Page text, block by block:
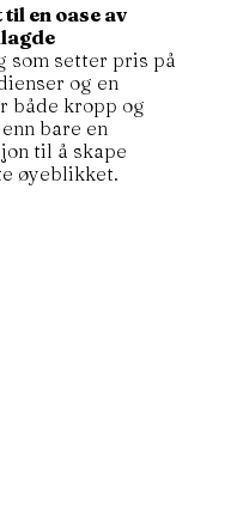
en oase av
som setter pris på
og en
både kropp og
bare en
til å skape
øyeblikket.